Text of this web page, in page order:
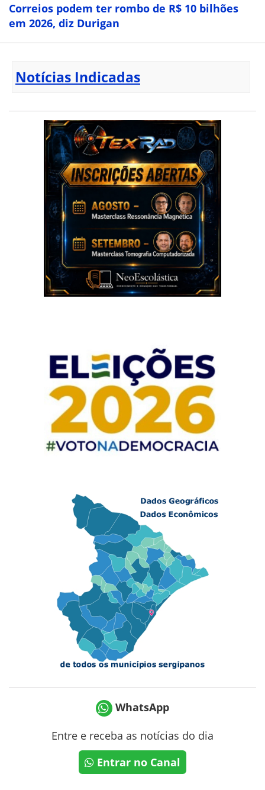
Correios podem ter rombo de R$ 10 bilhões
em 2026, diz Durigan
Notícias Indicadas
WhatsApp
Entre e receba as notícias do dia
Entrar no Canal